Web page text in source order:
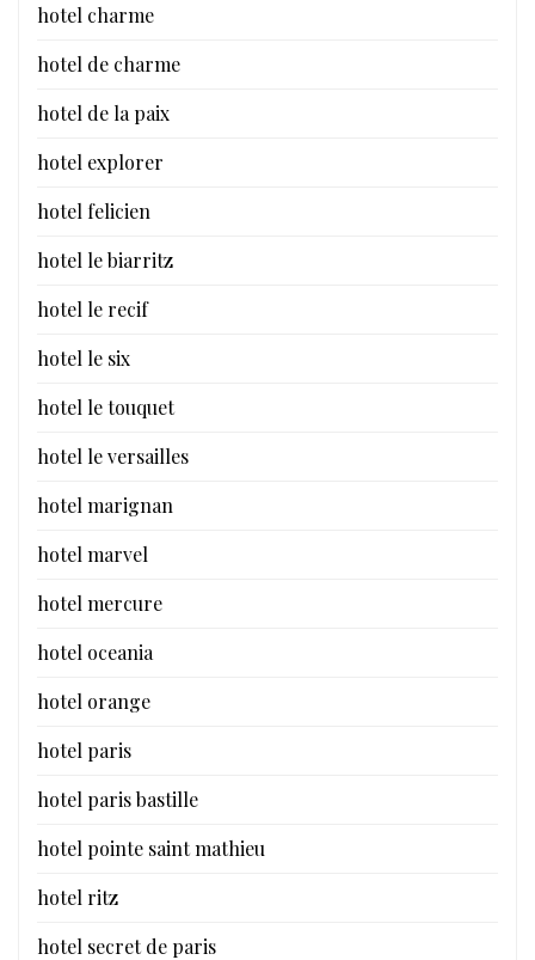
hotel charme
hotel de charme
hotel de la paix
hotel explorer
hotel felicien
hotel le biarritz
hotel le recif
hotel le six
hotel le touquet
hotel le versailles
hotel marignan
hotel marvel
hotel mercure
hotel oceania
hotel orange
hotel paris
hotel paris bastille
hotel pointe saint mathieu
hotel ritz
hotel secret de paris